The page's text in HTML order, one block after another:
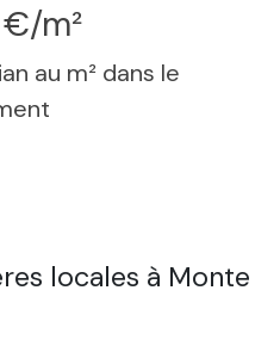
m²
au m² dans le
locales à Monte